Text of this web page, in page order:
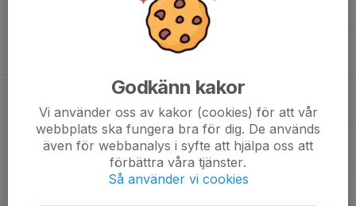
20:15
HJ Träning
Vedeby A-hall
19:30
20:15
Träning med HJ
Vedeby A-hall
Godkänn kakor
Vi använder oss av kakor (cookies) för att vår
webbplats ska fungera bra för dig. De används
även för webbanalys i syfte att hjälpa oss att
förbättra våra tjänster.
Så använder vi cookies